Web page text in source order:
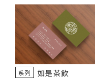
如是茶飲
系列